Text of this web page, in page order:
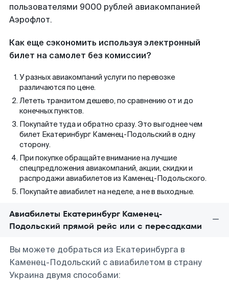
пользователями 9000 рублей авиакомпанией
Аэрофлот.
Как еще сэкономить используя электронный
билет на самолет без комиссии?
У разных авиакомпаний услуги по перевозке
различаются по цене.
Лететь транзитом дешево, по сравнению от и до
конечных пунктов.
Покупайте туда и обратно сразу. Это выгоднее чем
билет Екатеринбург Каменец-Подольский в одну
сторону.
При покупке обращайте внимание на лучшие
спецпредложения авиакомпаний, акции, скидки и
распродажи авиабилетов из Каменец-Подольского.
Покупайте авиабилет на неделе, а не в выходные.
Авиабилеты Екатеринбург Каменец-
Подольский прямой рейс или с пересадками
Вы можете добраться из Екатеринбурга в
Каменец-Подольский с авиабилетом в страну
Украина двумя способами: